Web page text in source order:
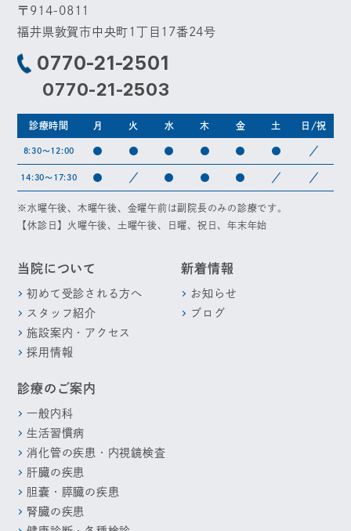
〒914-0811
福井県敦賀市中央町1丁目17番24号
0770-21-2501
0770-21-2503
診療時間 月 火 水 木 金 土 日/祝
8:30～12:00 ● ● ● ● ● ● ／
14:30～17:30 ● ／ ● ● ● ／ ／
※水曜午後、木曜午後、金曜午前は副院長のみの診療です。
【休診日】火曜午後、土曜午後、日曜、祝日、年末年始
当院について
初めて受診される方へ
スタッフ紹介
施設案内・アクセス
採用情報
診療のご案内
一般内科
生活習慣病
消化管の疾患・内視鏡検査
肝臓の疾患
胆嚢・膵臓の疾患
腎臓の疾患
新着情報
お知らせ
ブログ